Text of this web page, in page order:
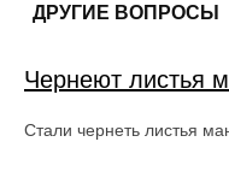
ДРУГИЕ ВОПРОСЫ
Чернеют листья
Стали чернеть листья